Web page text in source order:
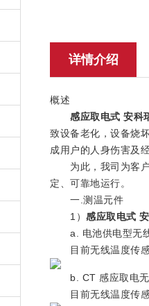
详情介绍
概述
感应取电式 安科
致设备老化，设备烧
成用户的人身伤害及
为此，我司为客户
定、可靠地运行。
一.测温元件
1） 感应取电式
a. 电池供电型无线
目前无线温度传感
b. CT 感应取电无
目前无线温度传感